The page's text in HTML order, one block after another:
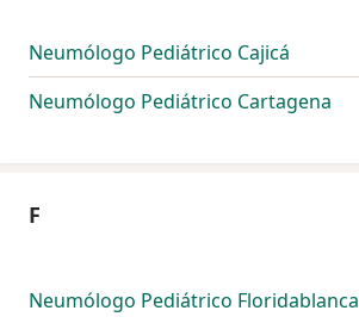
Neumólogo Pediátrico Cajicá
Neumólogo Pediátrico Cartagena
F
Neumólogo Pediátrico Floridablanca